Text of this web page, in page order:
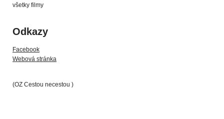
všetky filmy
Odkazy
Facebook
Webová stránka
(OZ Cestou necestou )